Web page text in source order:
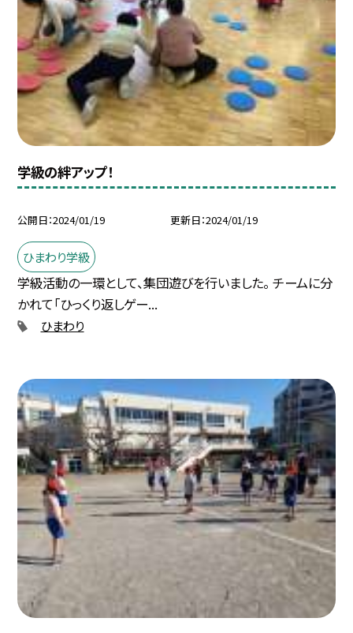
学級の絆アップ！
公開日 2024/01/19 更新日 2024/01/19
ひまわり学級
学級活動の一環として、集団遊びを行いました。 チームに分
かれて「ひっくり返しゲー...
ひまわり